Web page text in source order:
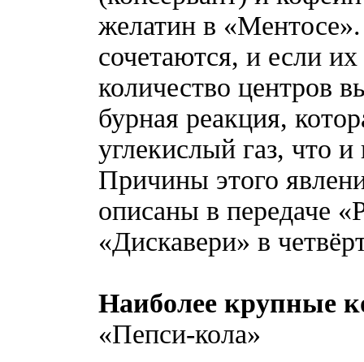
желатин в
сочетаются, и если
количество центров
бурная реакция,
углекислый газ, что
Причины этого
описаны в передаче
«Дискавери» в
Наиболее крупные
«Пепси-кола»